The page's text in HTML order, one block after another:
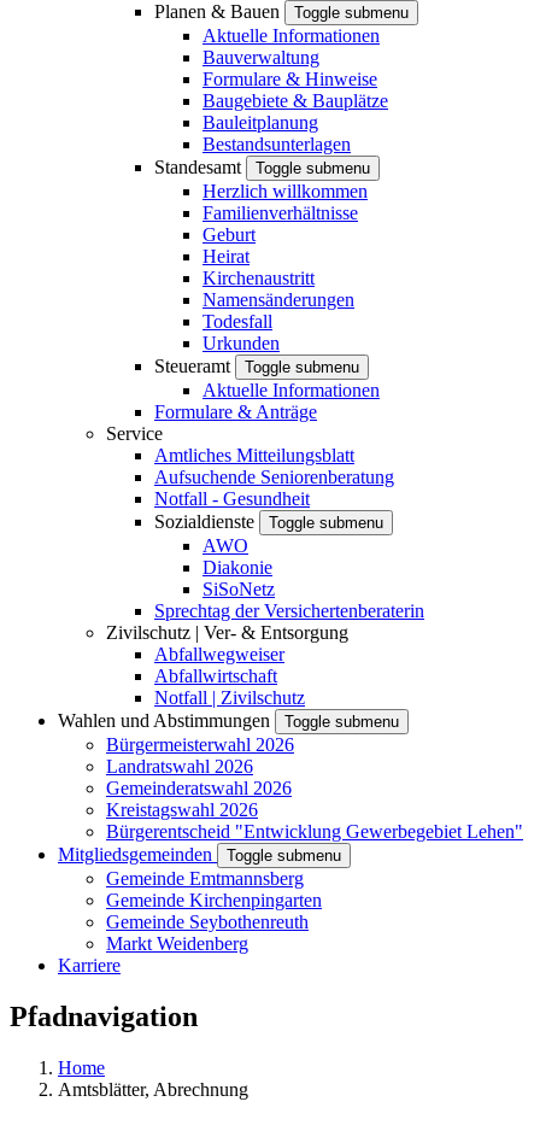
Planen & Bauen
Toggle submenu
Aktuelle Informationen
Bauverwaltung
Formulare & Hinweise
Baugebiete & Bauplätze
Bauleitplanung
Bestandsunterlagen
Standesamt
Toggle submenu
Herzlich willkommen
Familienverhältnisse
Geburt
Heirat
Kirchenaustritt
Namensänderungen
Todesfall
Urkunden
Steueramt
Toggle submenu
Aktuelle Informationen
Formulare & Anträge
Service
Amtliches Mitteilungsblatt
Aufsuchende Seniorenberatung
Notfall - Gesundheit
Sozialdienste
Toggle submenu
AWO
Diakonie
SiSoNetz
Sprechtag der Versichertenberaterin
Zivilschutz | Ver- & Entsorgung
Abfallwegweiser
Abfallwirtschaft
Notfall | Zivilschutz
Wahlen und Abstimmungen
Toggle submenu
Bürgermeisterwahl 2026
Landratswahl 2026
Gemeinderatswahl 2026
Kreistagswahl 2026
Bürgerentscheid "Entwicklung Gewerbegebiet Lehen"
Mitgliedsgemeinden
Toggle submenu
Gemeinde Emtmannsberg
Gemeinde Kirchenpingarten
Gemeinde Seybothenreuth
Markt Weidenberg
Karriere
Pfadnavigation
Home
Amtsblätter, Abrechnung